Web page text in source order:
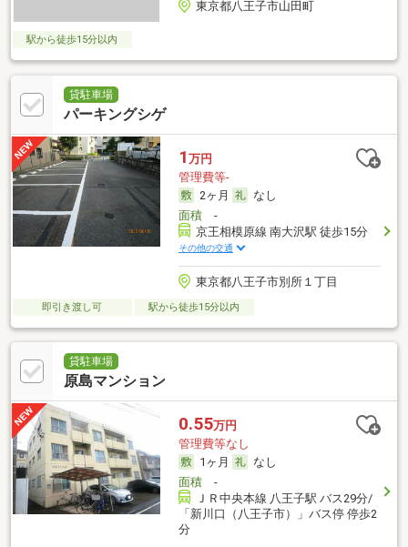
東京都八王子市山田町
駅から徒歩15分以内
貸駐車場
パーキングシゲ
1 万円
管理費等-
2ヶ月
なし
面積-
京王相模原線 南大沢駅 徒歩15分
その他の交通
東京都八王子市別所１丁目
即引き渡し可 駅から徒歩15分以内
貸駐車場
原島マンション
0.55万円
管理費等なし
1ヶ月
なし
面積-
ＪＲ中央本線 八王子駅 バス29分/
「新川口（八王子市）」バス停 停歩2
分